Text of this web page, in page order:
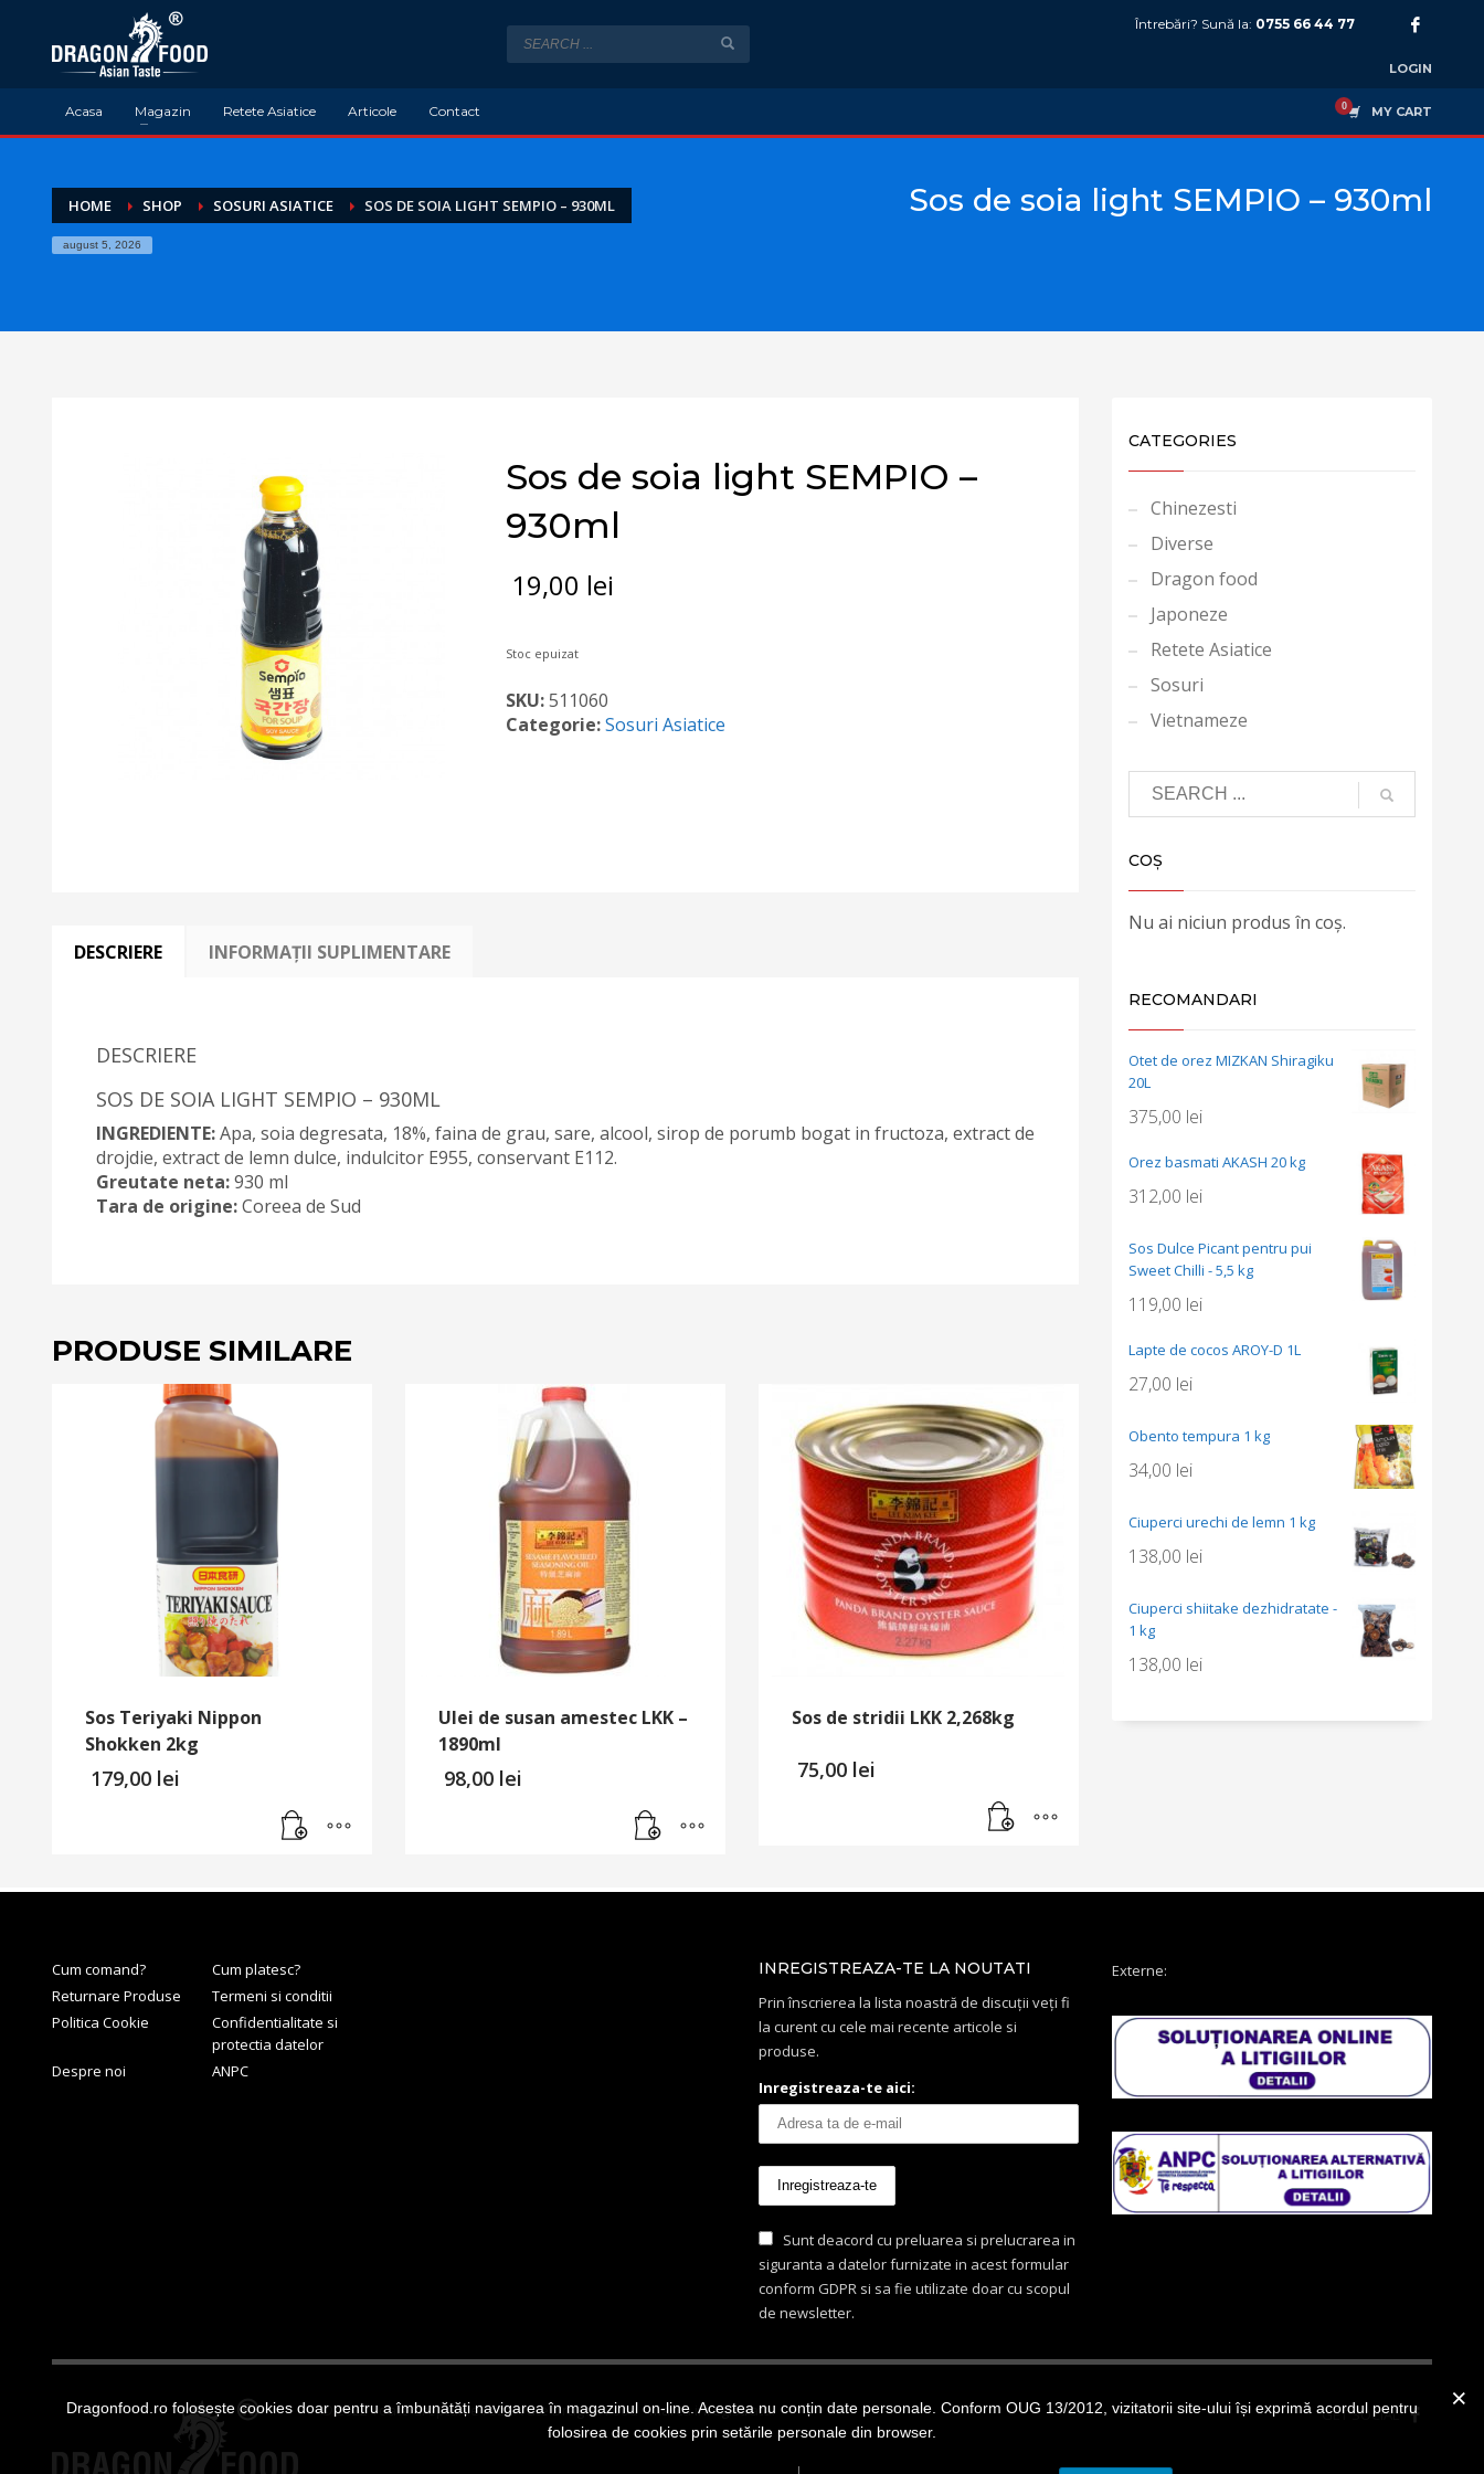
Întrebări? Sună la: 0755 66 44 77
LOGIN
Acasa Magazin Retete Asiatice Articole Contact MY CART
HOME SHOP SOSURI ASIATICE SOS DE SOIA LIGHT SEMPIO – 930ML
august 5, 2026
Sos de soia light SEMPIO – 930ml
Sos de soia light SEMPIO –
930ml
19,00 lei
Stoc epuizat
SKU:511060
Categorie:Sosuri Asiatice
DESCRIERE INFORMAȚII SUPLIMENTARE
DESCRIERE
SOS DE SOIA LIGHT SEMPIO – 930ML
INGREDIENTE:Apa, soia degresata, 18%, faina de grau, sare, alcool, sirop de porumb bogat in fructoza, extract de
drojdie, extract de lemn dulce, indulcitor E955, conservant E112.
Greutate neta:930 ml
Tara de origine:Coreea de Sud
PRODUSE SIMILARE
Sos Teriyaki Nippon
Shokken 2kg
179,00 lei
Ulei de susan amestec LKK –
1890ml
98,00 lei
Sos de stridii LKK 2,268kg
75,00 lei
CATEGORIES
Chinezesti
Diverse
Dragon food
Japoneze
Retete Asiatice
Sosuri
Vietnameze
COȘ
Nu ai niciun produs în coș.
RECOMANDARI
Otet de orez MIZKAN Shiragiku
20L
375,00 lei
Orez basmati AKASH 20 kg
312,00 lei
Sos Dulce Picant pentru pui
Sweet Chilli - 5,5 kg
119,00 lei
Lapte de cocos AROY-D 1L
27,00 lei
Obento tempura 1 kg
34,00 lei
Ciuperci urechi de lemn 1 kg
138,00 lei
Ciuperci shiitake dezhidratate -
1 kg
138,00 lei
Cum comand?
Cum platesc?
Returnare Produse
Termeni si conditii
Politica Cookie
Confidentialitate si
protectia datelor
Despre noi
ANPC
INREGISTREAZA-TE LA NOUTATI
Prin înscrierea la lista noastră de discuții veți fi
la curent cu cele mai recente articole si
produse.
Inregistreaza-te aici:
Sunt deacord cu preluarea si prelucrarea in
siguranta a datelor furnizate in acest formular
conform GDPR si sa fie utilizate doar cu scopul
de newsletter.
Externe:
GET SOCIAL
© 2022 Toate drepturile rezervate Dragon Food - marca inregistrata.
Dragonfood.ro folosește cookies doar pentru a îmbunătăți navigarea în magazinul on-line. Acestea nu conțin date personale. Conform OUG 13/2012, vizitatorii site-ului își exprimă acordul pentru
folosirea de cookies prin setările personale din browser.